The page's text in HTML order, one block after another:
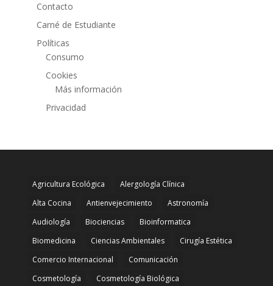
Contacto
Carné de Estudiante
Políticas
Consumo
Cookies
Más información
Privacidad
Agricultura Ecológica
Alergología Clínica
Alta Cocina
Antienvejecimiento
Astronomía
Audiología
Biociencias
Bioinformatica
Biomedicina
Ciencias Ambientales
Cirugía Estética
Comercio Internacional
Comunicación
Cosmetología
Cosmetología Biológica